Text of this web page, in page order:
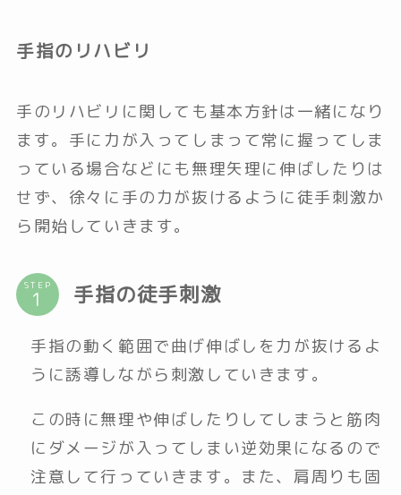
手指のリハビリ
手のリハビリに関しても基本方針は一緒になり
ます。手に力が入ってしまって常に握ってしま
っている場合などにも無理矢理に伸ばしたりは
せず、徐々に手の力が抜けるように徒手刺激か
ら開始していきます。
STEP 手指の徒手刺激
手指の動く範囲で曲げ伸ばしを力が抜けるよ
うに誘導しながら刺激していきます。
この時に無理や伸ばしたりしてしまうと筋肉
にダメージが入ってしまい逆効果になるので
注意して行っていきます。また、肩周りも固